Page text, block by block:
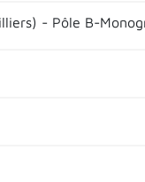
- Pôle B-